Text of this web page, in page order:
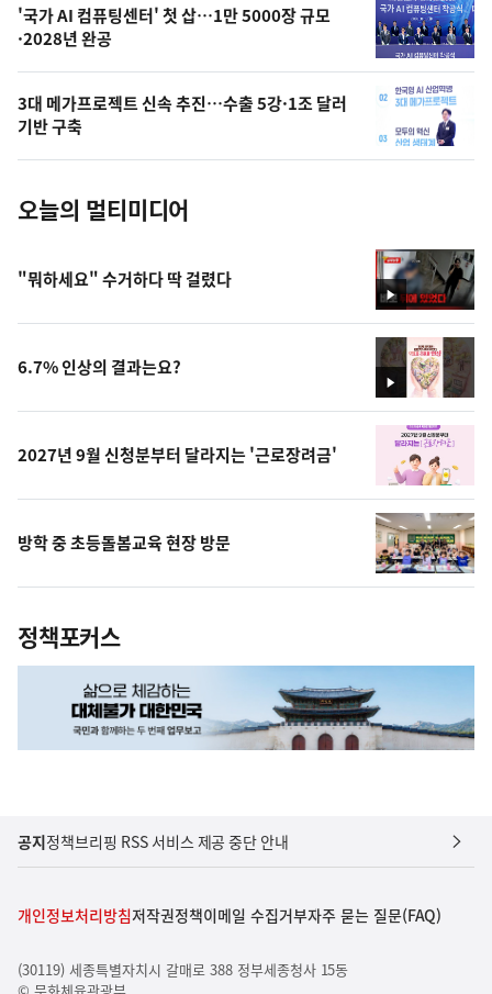
오
의
사
진
'국가 AI 컴퓨팅센터' 첫 삽…1만 5000장 규모
·2028년 완공
3대 메가프로젝트 신속 추진…수출 5강·1조 달러
기반 구축
오늘의 멀티미디어
영
상
"뭐하세요" 수거하다 딱 걸렸다
영
상
6.7% 인상의 결과는요?
2027년 9월 신청분부터 달라지는 '근로장려금'
방학 중 초등돌봄교육 현장 방문
정책포커스
공지정책브리핑 RSS 서비스 제공 중단 안내
개인정보처리방침저작권정책이메일 수집거부자주 묻는 질문(FAQ)
(30119) 세종특별자치시 갈매로 388 정부세종청사 15동